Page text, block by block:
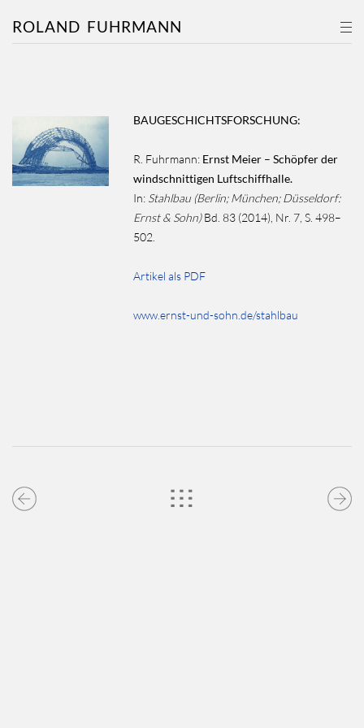
ROLAND FUHRMANN
BAUGESCHICHTSFORSCHUNG:
R. Fuhrmann: Ernst Meier – Schöpfer der
windschnittigen Luftschiffhalle.
In: Stahlbau (Berlin; München; Düsseldorf:
Ernst & Sohn)Bd. 83 (2014), Nr. 7, S. 498–
502.
Artikel als PDF
www.ernst-und-sohn.de/stahlbau